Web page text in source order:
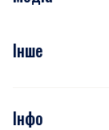
Фото
Подкасти
Інше
Інфо